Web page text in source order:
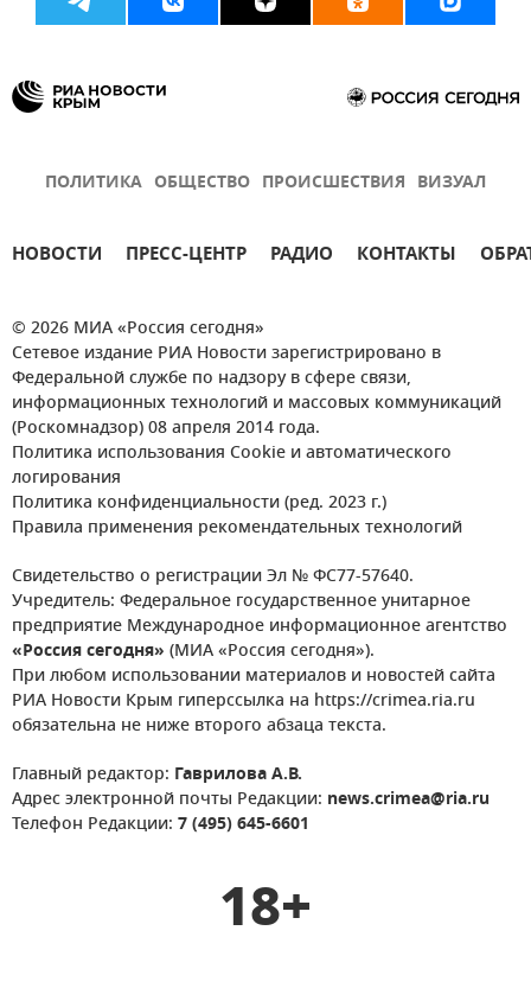
ПОЛИТИКА ОБЩЕСТВО ПРОИСШЕСТВИЯ ВИЗУАЛ
НОВОСТИ ПРЕСС-ЦЕНТР РАДИО КОНТАКТЫ
© 2026 МИА «Россия сегодня»
Сетевое издание РИА Новости зарегистрировано в
Федеральной службе по надзору в сфере связи,
информационных технологий и массовых коммуникаций
(Роскомнадзор) 08 апреля 2014 года.
Политика использования Cookie и автоматического
логирования
Политика конфиденциальности (ред. 2023 г.)
Правила применения рекомендательных технологий
Свидетельство о регистрации Эл № ФС77-57640.
Учредитель: Федеральное государственное унитарное
предприятие Международное информационное агентство
«Россия сегодня» (МИА «Россия сегодня»).
При любом использовании материалов и новостей сайта
РИА Новости Крым гиперссылка на https://crimea.ria.ru
обязательна не ниже второго абзаца текста.
Главный редактор: Гаврилова А.В.
Адрес электронной почты Редакции: news.crimea@ria.ru
Телефон Редакции: 7 (495) 645-6601
18+